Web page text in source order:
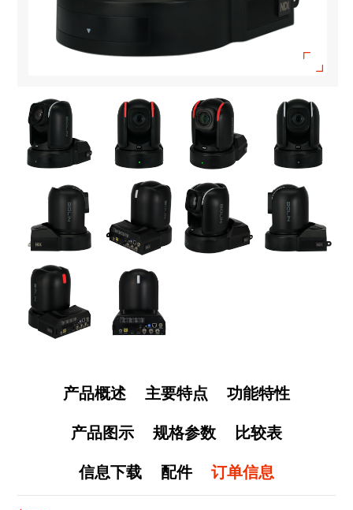
产品概述 主要特点
功能特性
产品图示
规格参数
比较表
信息下载
配件 订单信息